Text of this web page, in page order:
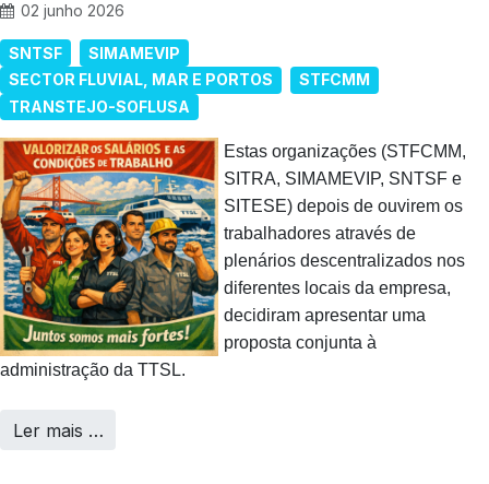
02 junho 2026
SNTSF
SIMAMEVIP
SECTOR FLUVIAL, MAR E PORTOS
STFCMM
TRANSTEJO-SOFLUSA
Estas organizações (STFCMM,
SITRA, SIMAMEVIP, SNTSF e
SITESE) depois de ouvirem os
trabalhadores através de
plenários descentralizados nos
diferentes locais da empresa,
decidiram apresentar uma
proposta conjunta à
administração da TTSL.
Ler mais …